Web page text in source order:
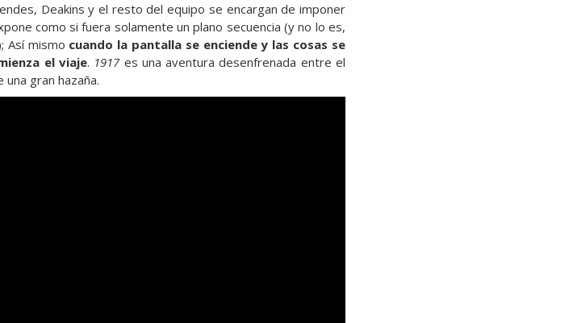
Deakins y el resto del equipo se encargan de imponer
como si fuera solamente un plano secuencia (y no lo es,
Así mismo cuando la pantalla se enciende y las cosas se
el viaje. 1917es una aventura desenfrenada entre el
gran hazaña.